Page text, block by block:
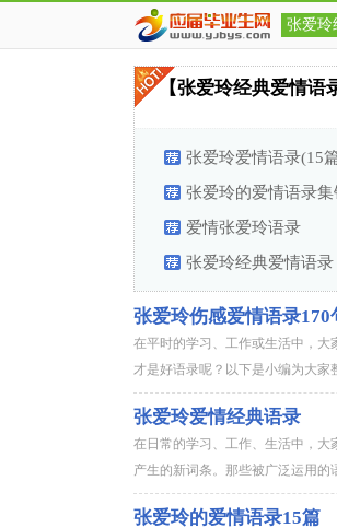
张爱玲
经典爱情语录 >
【张爱玲经典爱情语
张爱玲爱情语录(15
张爱玲的爱情语录集
爱情张爱玲语录
张爱玲经典爱情语
500句）
张爱玲伤感爱情语录170
在平时的学习、工作或生活中，
才是好语录呢？以下是小编为大家
张爱玲爱情经典语录
在日常的学习、工作、生活中，
产生的新词条。那些被广泛运用
张爱玲的爱情语录15篇